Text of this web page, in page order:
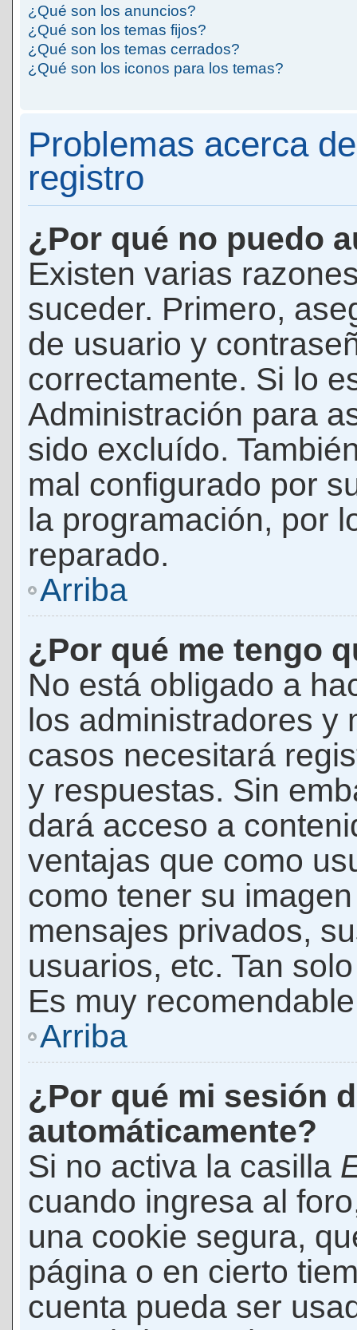
¿Qué son los anuncios?
¿Qué son los temas fijos?
¿Qué son los temas cerrados?
¿Qué son los iconos para los temas?
Problemas acerca
registro
¿Por qué no puedo
Existen varias
suceder. Primero,
de usuario y
correctamente. Si lo
Administración para
sido excluído.
mal configurado por
la programación, por
reparado.
Arriba
¿Por qué me tengo
No está obligado a
los administradores y
casos necesitará
y respuestas. Sin
dará acceso a
ventajas que como
como tener su
mensajes privados,
usuarios, etc. Tan
Es muy
Arriba
¿Por qué mi sesión
automáticamente?
Si no activa la casilla
cuando ingresa al
una cookie segura,
página o en cierto
cuenta pueda ser